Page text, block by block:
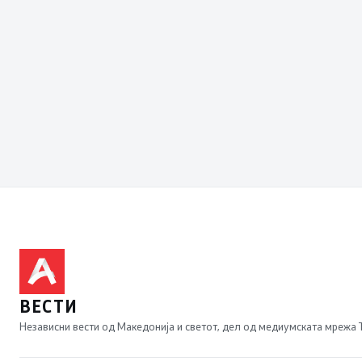
ВЕСТИ
Независни вести од Македонија и светот, дел од медиумската